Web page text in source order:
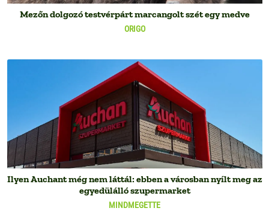
ORIGO
Mezőn dolgozó testvérpárt marcangolt szét egy medve
MINDMEGETTE
Ilyen Auchant még nem láttál: ebben a városban nyílt meg az
egyedülálló szupermarket